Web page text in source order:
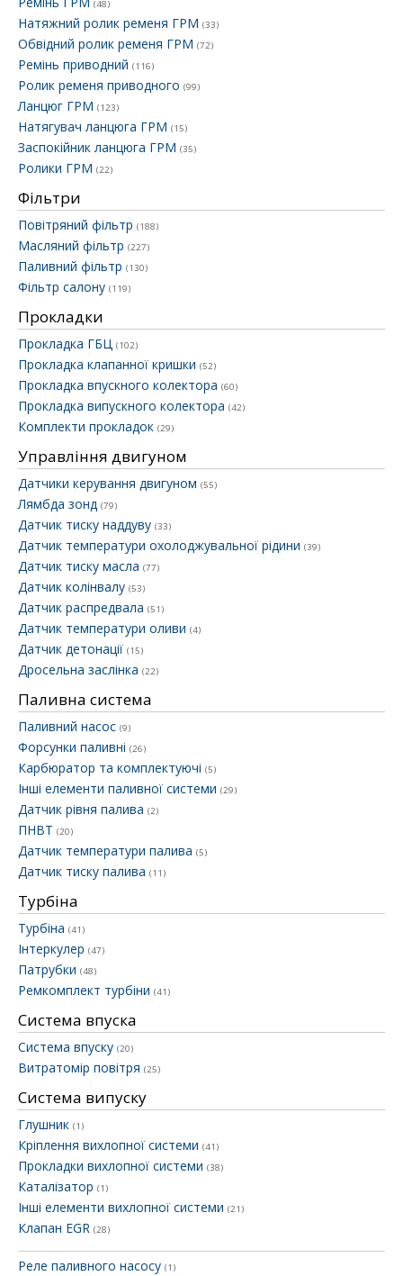
(48)
Натяжний ролик ременя ГРМ (33)
Обвідний ролик ременя ГРМ (72)
Ремінь приводний (116)
Ролик ременя приводного (99)
Ланцюг ГРМ (123)
Натягувач ланцюга ГРМ (15)
Заспокійник ланцюга ГРМ (35)
Ролики ГРМ (22)
Фільтри
Повітряний фільтр (188)
Масляний фільтр (227)
Паливний фільтр (130)
Фільтр салону (119)
Прокладки
Прокладка ГБЦ (102)
Прокладка клапанної кришки (52)
Прокладка впускного колектора (60)
Прокладка випускного колектора (42)
Комплекти прокладок (29)
Управління двигуном
Датчики керування двигуном (55)
Лямбда зонд (79)
Датчик тиску наддуву (33)
Датчик температури охолоджувальної рідини (39)
Датчик тиску масла (77)
Датчик колінвалу (53)
Датчик распредвала (51)
Датчик температури оливи (4)
Датчик детонації (15)
Дросельна заслінка (22)
Паливна система
Паливний насос (9)
Форсунки паливні (26)
Карбюратор та комплектуючі (5)
Інші елементи паливної системи (29)
Датчик рівня палива (2)
ПНВТ (20)
Датчик температури палива (5)
Датчик тиску палива (11)
Турбіна
Турбіна (41)
Інтеркулер (47)
Патрубки (48)
Ремкомплект турбіни (41)
Система впуска
Система впуску (20)
Витратомір повітря (25)
Система випуску
Глушник (1)
Кріплення вихлопної системи (41)
Прокладки вихлопної системи (38)
Каталізатор (1)
Інші елементи вихлопної системи (21)
Клапан EGR (28)
Реле паливного насосу (1)